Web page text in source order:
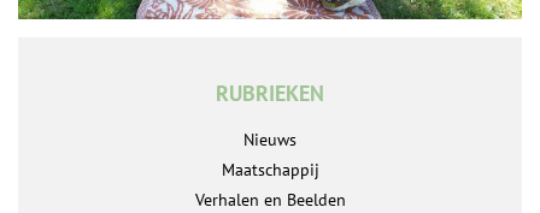
RUBRIEKEN
Nieuws
Maatschappij
Verhalen en Beelden